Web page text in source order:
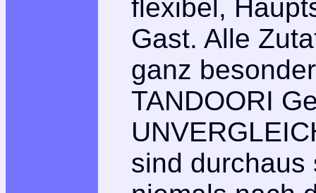
flexibel,
Gast. Alle
ganz
TANDOORI
sind durchaus